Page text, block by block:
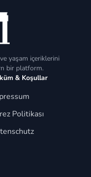
yaşam içeriklerini
bir platform.
& Koşullar
Politikası